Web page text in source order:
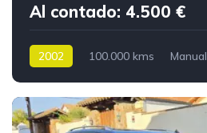
Al contado: 4.500 €
2002 100.000 kms Manual